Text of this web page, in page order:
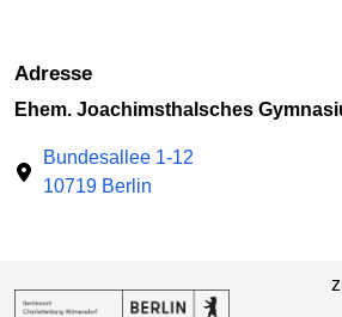
Adresse
Ehem. Joachimsthalsches
Bundesallee 1-12
10719 Berlin